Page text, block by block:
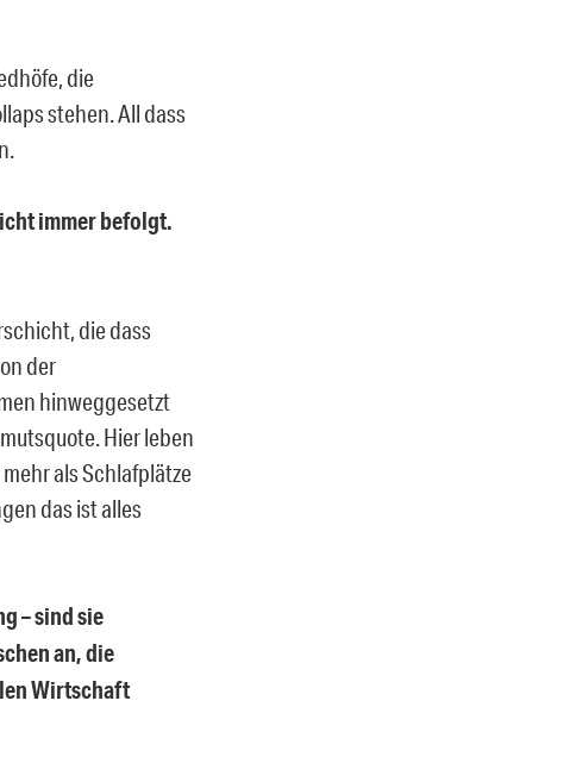
die
stehen. All dass
immer befolgt.
die dass
der
hinweggesetzt
Hier leben
als Schlafplätze
das ist alles
– sind sie
an, die
Wirtschaft